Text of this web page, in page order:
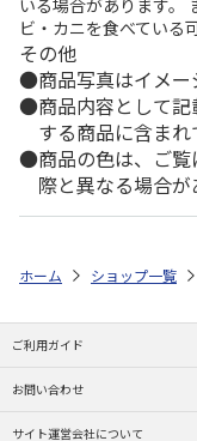
ビ・カニを食べている
その他
商品写真はイメー
商品内容として
する商品に含まれ
商品の色は、ご
際と異なる場合が
ホーム ショップ一覧
ご利用ガイド
お問い合わせ
サイト運営会社について